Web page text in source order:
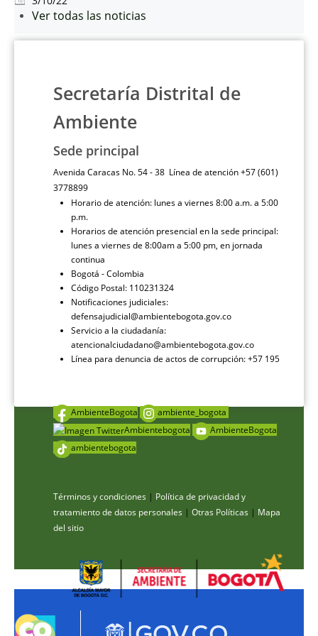
Ver todas las noticias
Secretaría Distrital de
Ambiente
Sede principal
Avenida Caracas No. 54 - 38 Línea de atención +57 (601)
3778899
Horario de atención: lunes a viernes 8:00 a.m. a 5:00
p.m.
Horarios de atención presencial en la sede principal:
lunes a viernes de 8:00am a 5:00 pm, en jornada
continua
Bogotá - Colombia
Código Postal: 110231324
Notificaciones judiciales:
defensajudicial@ambientebogota.gov.co
Servicio a la ciudadanía:
atencionalciudadano@ambientebogota.gov.co
Línea para denuncia de actos de corrupción: +57 195
AmbienteBogota
ambiente_bogota
Ambientebogota
AmbienteBogota
ambientebogota
Términos y condiciones | Política de privacidad y
tratamiento de datos personales | Otras Políticas | Mapa
del sitio